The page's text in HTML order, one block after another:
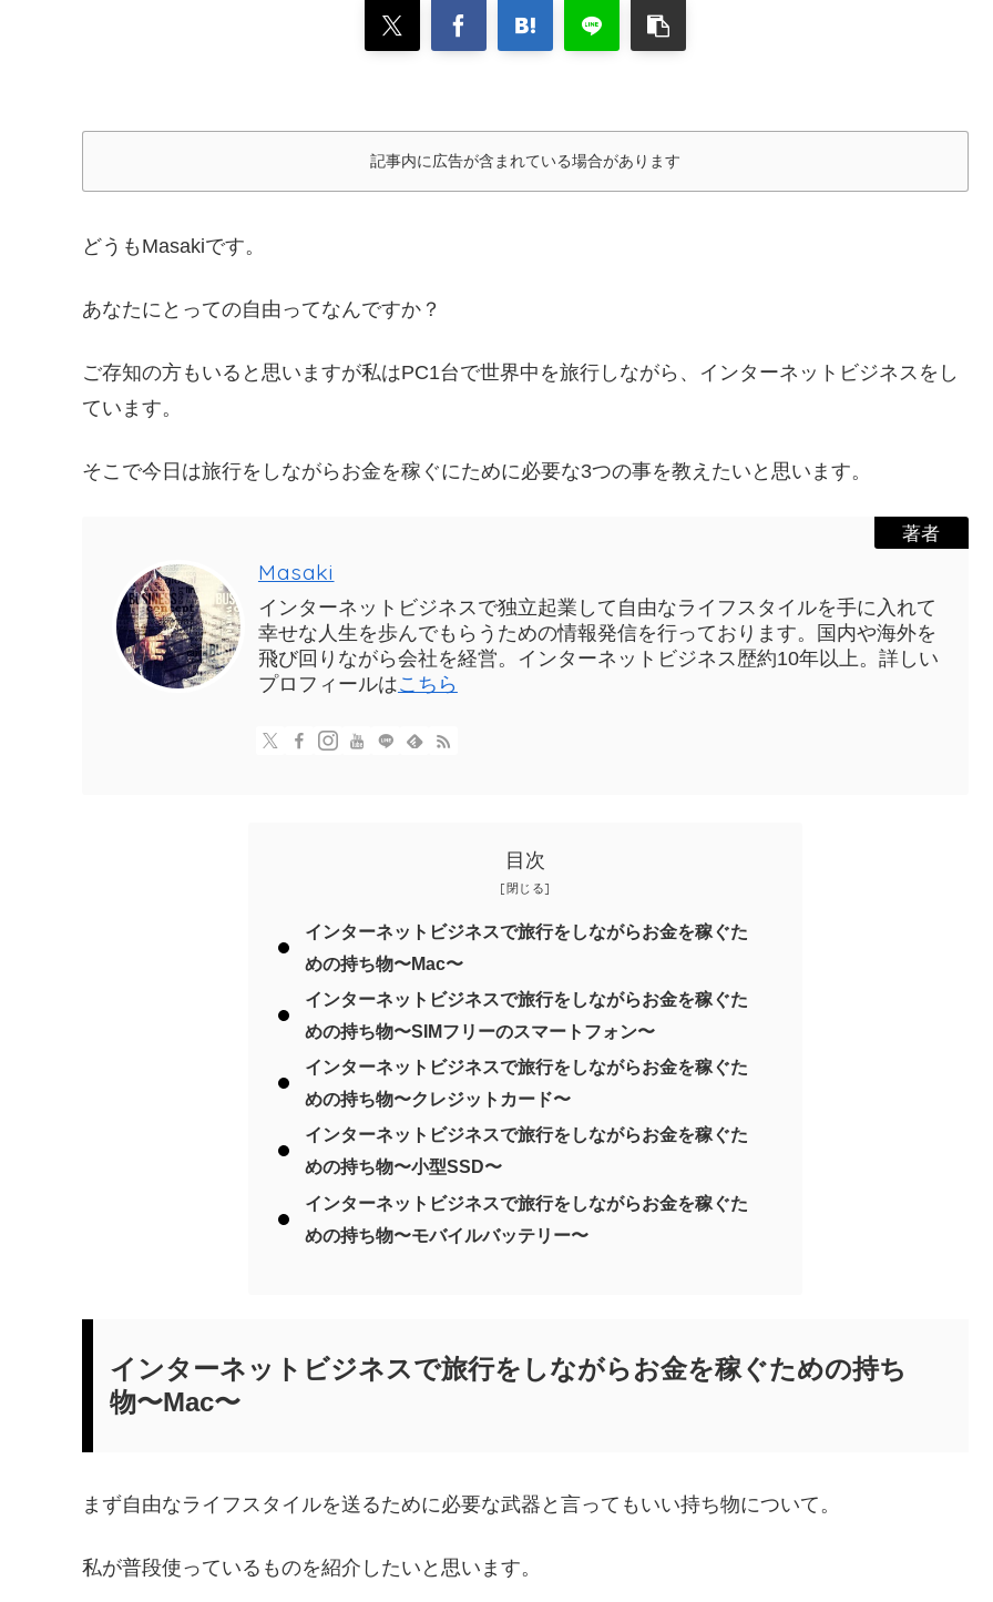
記事内に広告が含まれている場合があります
どうもMasakiです。
あなたにとっての自由ってなんですか？
ご存知の方もいると思いますが私はPC1台で世界中を旅行しながら、インターネットビジネスをし
ています。
そこで今日は旅行をしながらお金を稼ぐにために必要な3つの事を教えたいと思います。
著者
Masaki
インターネットビジネスで独立起業して自由なライフスタイルを手に入れて
幸せな人生を歩んでもらうための情報発信を行っております。国内や海外を
飛び回りながら会社を経営。インターネットビジネス歴約10年以上。詳しい
プロフィールはこちら
目次
インターネットビジネスで旅行をしながらお金を稼ぐた
めの持ち物〜Mac〜
インターネットビジネスで旅行をしながらお金を稼ぐた
めの持ち物〜SIMフリーのスマートフォン〜
インターネットビジネスで旅行をしながらお金を稼ぐた
めの持ち物〜クレジットカード〜
インターネットビジネスで旅行をしながらお金を稼ぐた
めの持ち物〜小型SSD〜
インターネットビジネスで旅行をしながらお金を稼ぐた
めの持ち物〜モバイルバッテリー〜
インターネットビジネスで旅行をしながらお金を稼ぐための持ち
物〜Mac〜
まず自由なライフスタイルを送るために必要な武器と言ってもいい持ち物について。
私が普段使っているものを紹介したいと思います。